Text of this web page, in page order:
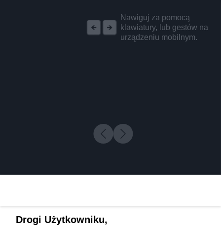
Nawiguj za pomocą
klawiatury, lub gestów na
urządzeniu mobilnym.
Drogi Użytkowniku,